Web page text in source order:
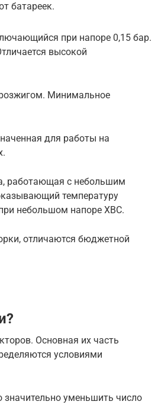
батареек.
при напоре 0,15 бар.
высокой
Минимальное
для работы на
работающая с небольшим
температуру
небольшом напоре ХВС.
отличаются бюджетной
Основная их часть
условиями
уменьшить число